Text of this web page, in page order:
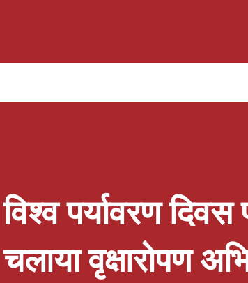
कार्यक्रमों की रूपरेखा तय की गई और आगामी
विश्व पर्यावरण
चलाया वृक्षारोपण